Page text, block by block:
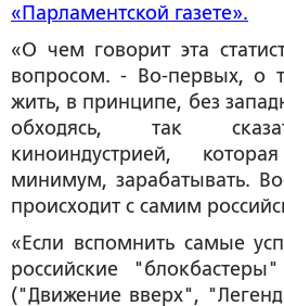
«Парламентской газете».
«О чем говорит эта
вопросом. - Во-первых,
жить, в принципе, без
обходясь, так
киноиндустрией,
минимум, зарабатывать.
происходит с самим
«Если вспомнить самые
российские
("Движение вверх",